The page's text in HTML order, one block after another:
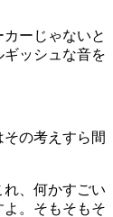
ーじゃないと
ッシュな音を
の考えすら間
、何かすごい
。そもそもそ